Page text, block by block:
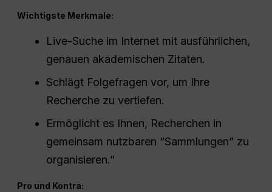
Wichtigste Merkmale:
Live-Suche im Internet mit ausführlichen,
genauen akademischen Zitaten.
Schlägt Folgefragen vor, um Ihre
Recherche zu vertiefen.
Ermöglicht es Ihnen, Recherchen in
gemeinsam nutzbaren “Sammlungen” zu
organisieren.”
Pro und Kontra: